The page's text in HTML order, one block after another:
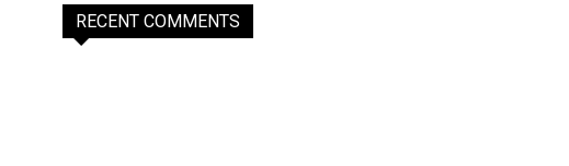
RECENT COMMENTS